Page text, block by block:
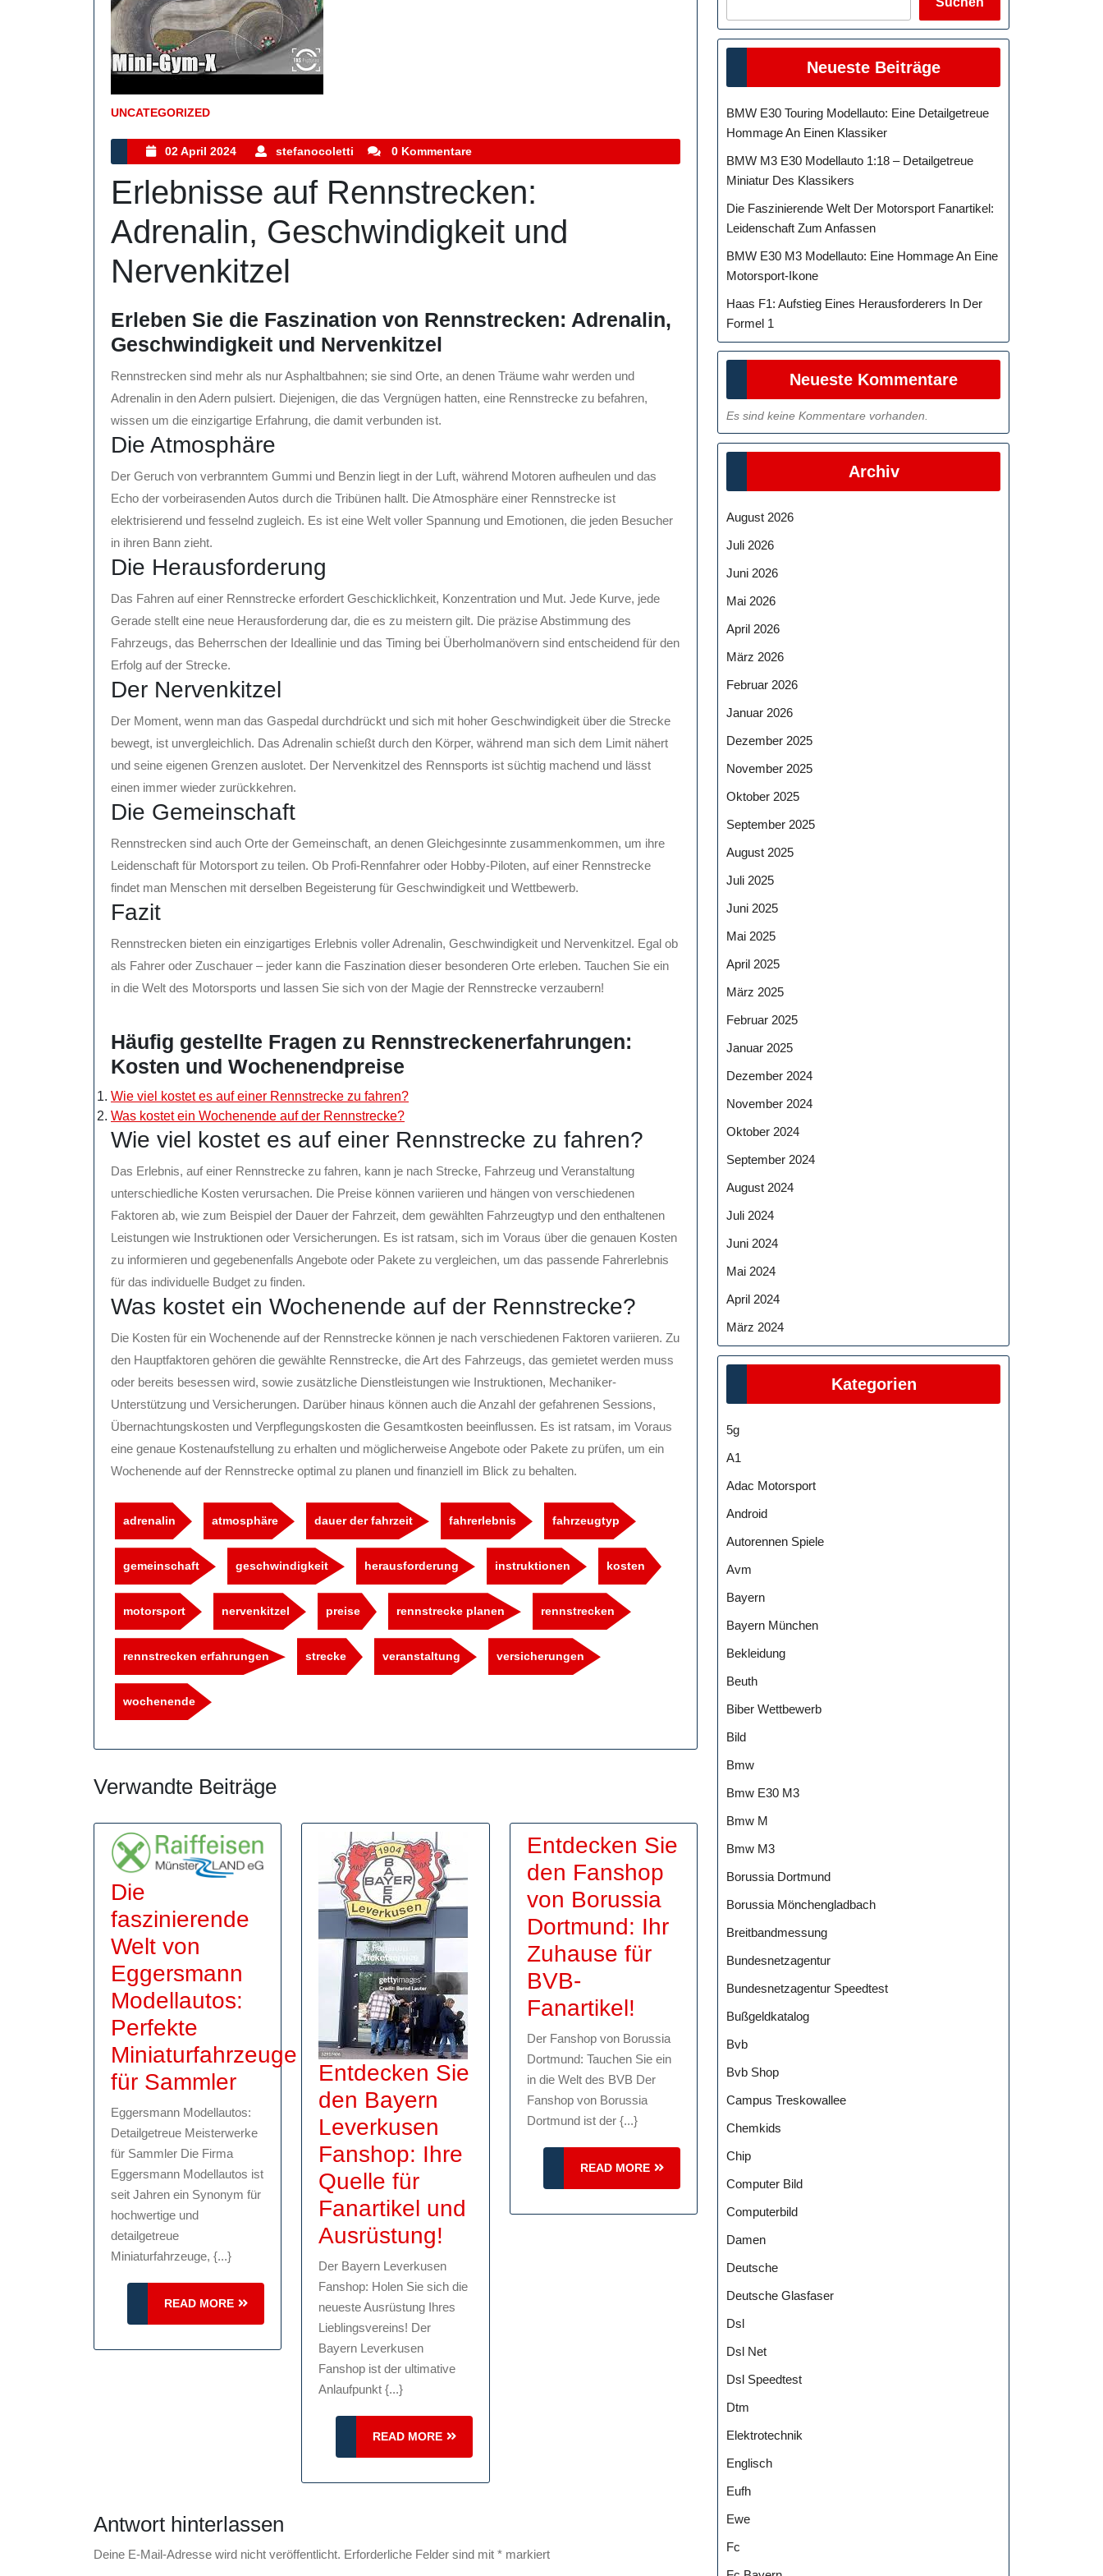
UNCATEGORIZED
Kategorie
02 April 2024
02
April
2024
stefanocoletti stefanocoletti
0 Kommentare
Erlebnisse auf Rennstrecken:
Adrenalin, Geschwindigkeit und
Nervenkitzel
Erleben Sie die Faszination von Rennstrecken: Adrenalin,
Geschwindigkeit und Nervenkitzel
Rennstrecken sind mehr als nur Asphaltbahnen; sie sind Orte, an denen Träume wahr werden und
Adrenalin in den Adern pulsiert. Diejenigen, die das Vergnügen hatten, eine Rennstrecke zu befahren,
wissen um die einzigartige Erfahrung, die damit verbunden ist.
Die Atmosphäre
Der Geruch von verbranntem Gummi und Benzin liegt in der Luft, während Motoren aufheulen und das
Echo der vorbeirasenden Autos durch die Tribünen hallt. Die Atmosphäre einer Rennstrecke ist
elektrisierend und fesselnd zugleich. Es ist eine Welt voller Spannung und Emotionen, die jeden Besucher
in ihren Bann zieht.
Die Herausforderung
Das Fahren auf einer Rennstrecke erfordert Geschicklichkeit, Konzentration und Mut. Jede Kurve, jede
Gerade stellt eine neue Herausforderung dar, die es zu meistern gilt. Die präzise Abstimmung des
Fahrzeugs, das Beherrschen der Ideallinie und das Timing bei Überholmanövern sind entscheidend für den
Erfolg auf der Strecke.
Der Nervenkitzel
Der Moment, wenn man das Gaspedal durchdrückt und sich mit hoher Geschwindigkeit über die Strecke
bewegt, ist unvergleichlich. Das Adrenalin schießt durch den Körper, während man sich dem Limit nähert
und seine eigenen Grenzen auslotet. Der Nervenkitzel des Rennsports ist süchtig machend und lässt
einen immer wieder zurückkehren.
Die Gemeinschaft
Rennstrecken sind auch Orte der Gemeinschaft, an denen Gleichgesinnte zusammenkommen, um ihre
Leidenschaft für Motorsport zu teilen. Ob Profi-Rennfahrer oder Hobby-Piloten, auf einer Rennstrecke
findet man Menschen mit derselben Begeisterung für Geschwindigkeit und Wettbewerb.
Fazit
Rennstrecken bieten ein einzigartiges Erlebnis voller Adrenalin, Geschwindigkeit und Nervenkitzel. Egal ob
als Fahrer oder Zuschauer – jeder kann die Faszination dieser besonderen Orte erleben. Tauchen Sie ein
in die Welt des Motorsports und lassen Sie sich von der Magie der Rennstrecke verzaubern!
Häufig gestellte Fragen zu Rennstreckenerfahrungen:
Kosten und Wochenendpreise
Wie viel kostet es auf einer Rennstrecke zu fahren?
Was kostet ein Wochenende auf der Rennstrecke?
Wie viel kostet es auf einer Rennstrecke zu fahren?
Das Erlebnis, auf einer Rennstrecke zu fahren, kann je nach Strecke, Fahrzeug und Veranstaltung
unterschiedliche Kosten verursachen. Die Preise können variieren und hängen von verschiedenen
Faktoren ab, wie zum Beispiel der Dauer der Fahrzeit, dem gewählten Fahrzeugtyp und den enthaltenen
Leistungen wie Instruktionen oder Versicherungen. Es ist ratsam, sich im Voraus über die genauen Kosten
zu informieren und gegebenenfalls Angebote oder Pakete zu vergleichen, um das passende Fahrerlebnis
für das individuelle Budget zu finden.
Was kostet ein Wochenende auf der Rennstrecke?
Die Kosten für ein Wochenende auf der Rennstrecke können je nach verschiedenen Faktoren variieren. Zu
den Hauptfaktoren gehören die gewählte Rennstrecke, die Art des Fahrzeugs, das gemietet werden muss
oder bereits besessen wird, sowie zusätzliche Dienstleistungen wie Instruktionen, Mechaniker-
Unterstützung und Versicherungen. Darüber hinaus können auch die Anzahl der gefahrenen Sessions,
Übernachtungskosten und Verpflegungskosten die Gesamtkosten beeinflussen. Es ist ratsam, im Voraus
eine genaue Kostenaufstellung zu erhalten und möglicherweise Angebote oder Pakete zu prüfen, um ein
Wochenende auf der Rennstrecke optimal zu planen und finanziell im Blick zu behalten.
adrenalin atmosphäre dauer der fahrzeit fahrerlebnis fahrzeugtyp
gemeinschaft geschwindigkeit herausforderung instruktionen kosten
motorsport nervenkitzel preise rennstrecke planen rennstrecken
rennstrecken erfahrungen strecke veranstaltung versicherungen
wochenende
Verwandte Beiträge
Die
faszinierende
Welt von
Eggersmann
Modellautos:
Perfekte
Miniaturfahrzeuge
für SammlerDie
faszinierende
Welt
Eggersmann
Modellautos:
Perfekte
Miniaturfahrzeuge
für
Sammler
Eggersmann Modellautos:
Detailgetreue Meisterwerke
für Sammler Die Firma
Eggersmann Modellautos ist
seit Jahren ein Synonym für
hochwertige und
detailgetreue
Miniaturfahrzeuge, {...}
READ MORE
READ
MORE
Entdecken Sie
den Bayern
Leverkusen
Fanshop: Ihre
Quelle für
Fanartikel und
Ausrüstung!
Sie
den
Bayern
Fanshop:
Quelle
für
Fanartikel
Der Bayern Leverkusen
Fanshop: Holen Sie sich die
neueste Ausrüstung Ihres
Lieblingsvereins! Der
Bayern Leverkusen
Fanshop ist der ultimative
Anlaufpunkt {...}
READ MORE
READ
MORE
Entdecken Sie
den Fanshop
von Borussia
Dortmund: Ihr
Zuhause für
BVB-
Fanartikel! Entdecken
Sie
den
Fanshop
von
Borussia
Dortmund:
Ihr
Fanartikel!
Der Fanshop von Borussia
Dortmund: Tauchen Sie ein
in die Welt des BVB Der
Fanshop von Borussia
Dortmund ist der {...}
READ MORE
READ
MORE
Antwort hinterlassen
Deine E-Mail-Adresse wird nicht veröffentlicht. Erforderliche Felder sind mit * markiert
Neueste Beiträge
BMW E30 Touring Modellauto: Eine Detailgetreue
Hommage An Einen Klassiker
BMW M3 E30 Modellauto 1:18 – Detailgetreue
Miniatur Des Klassikers
Die Faszinierende Welt Der Motorsport Fanartikel:
Leidenschaft Zum Anfassen
BMW E30 M3 Modellauto: Eine Hommage An Eine
Motorsport-Ikone
Haas F1: Aufstieg Eines Herausforderers In Der
Formel 1
Neueste Kommentare
Es sind keine Kommentare vorhanden.
Archiv
August 2026
Juli 2026
Juni 2026
Mai 2026
April 2026
März 2026
Februar 2026
Januar 2026
Dezember 2025
November 2025
Oktober 2025
September 2025
August 2025
Juli 2025
Juni 2025
Mai 2025
April 2025
März 2025
Februar 2025
Januar 2025
Dezember 2024
November 2024
Oktober 2024
September 2024
August 2024
Juli 2024
Juni 2024
Mai 2024
April 2024
März 2024
Kategorien
5g
A1
Adac Motorsport
Android
Autorennen Spiele
Avm
Bayern
Bayern München
Bekleidung
Beuth
Biber Wettbewerb
Bild
Bmw
Bmw E30 M3
Bmw M
Bmw M3
Borussia Dortmund
Borussia Mönchengladbach
Breitbandmessung
Bundesnetzagentur
Bundesnetzagentur Speedtest
Bußgeldkatalog
Bvb
Bvb Shop
Campus Treskowallee
Chemkids
Chip
Computer Bild
Computerbild
Damen
Deutsche
Deutsche Glasfaser
Dsl
Dsl Net
Dsl Speedtest
Dtm
Elektrotechnik
Englisch
Eufh
Ewe
Fc